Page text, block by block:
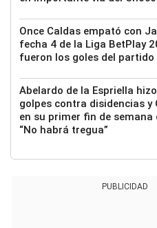
Once Caldas empató con
fecha 4 de la Liga BetPlay
fueron los goles del partido
Abelardo de la Espriella
golpes contra disidencias y
en su primer fin de semana
“No habrá tregua”
PUBLICIDAD